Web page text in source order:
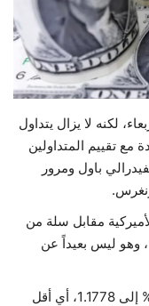
لكنه لا يزال يتداول
تقييم المتداولين
باول ومرور
مقابل سلة من
ست عملات أخرى، بنسبة 0.1% إلى 95.512، وهو ليس بعيداً عن
انخفض زوج اليورو مقابل الدولار بنسبة 0.2% إلى 1.1778، أي أقل